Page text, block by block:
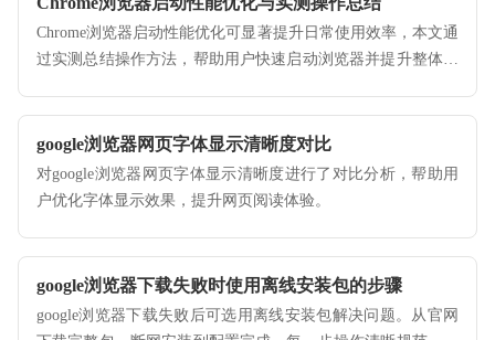
Chrome浏览器启动性能优化可显著提升日常使用效率，本文通
过实测总结操作方法，帮助用户快速启动浏览器并提升整体性
google浏览器网页字体显示清晰度对比
对google浏览器网页字体显示清晰度进行了对比分析，帮助用
户优化字体显示效果，提升网页阅读体验。
google浏览器下载失败时使用离线安装包的步骤
google浏览器下载失败后可选用离线安装包解决问题。从官网